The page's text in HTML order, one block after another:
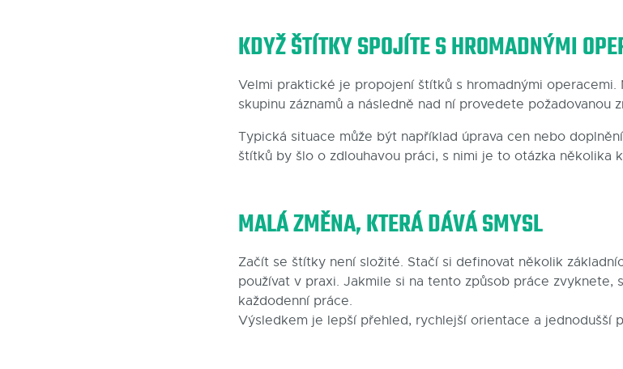
KDYŽ ŠTÍTKY SPOJÍTE S HROMADNÝMI
Velmi praktické je propojení štítků s hromadnými
skupinu záznamů a následně nad ní provedete požadovanou
Typická situace může být například úprava cen nebo
štítků by šlo o zdlouhavou práci, s nimi je to otázka několika
MALÁ ZMĚNA, KTERÁ DÁVÁ SMYSL
Začít se štítky není složité. Stačí si definovat několik
používat v praxi. Jakmile si na tento způsob práce zvyknete,
každodenní práce.
Výsledkem je lepší přehled, rychlejší orientace a jednodušší